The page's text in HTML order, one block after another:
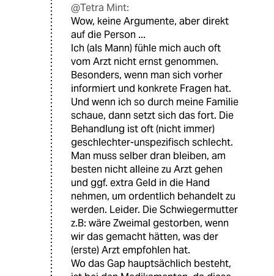
@Tetra Mint:
Wow, keine Argumente, aber direkt
auf die Person ...
Ich (als Mann) fühle mich auch oft
vom Arzt nicht ernst genommen.
Besonders, wenn man sich vorher
informiert und konkrete Fragen hat.
Und wenn ich so durch meine Familie
schaue, dann setzt sich das fort. Die
Behandlung ist oft (nicht immer)
geschlechter-unspezifisch schlecht.
Man muss selber dran bleiben, am
besten nicht alleine zu Arzt gehen
und ggf. extra Geld in die Hand
nehmen, um ordentlich behandelt zu
werden. Leider. Die Schwiegermutter
z.B: wäre Zweimal gestorben, wenn
wir das gemacht hätten, was der
(erste) Arzt empfohlen hat.
Wo das Gap hauptsächlich besteht,